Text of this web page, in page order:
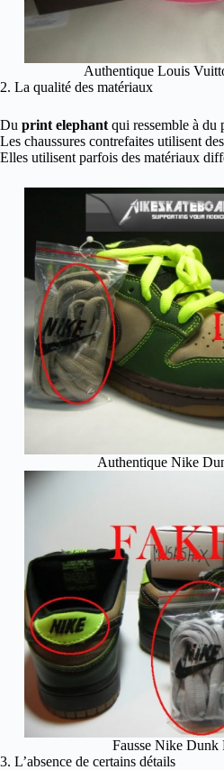
Authentique Louis
2. La qualité des matériaux
Du print elephant qui ressemble à du
Les chaussures contrefaites utilisent
Elles utilisent parfois des matériaux
Authentique Nike
Fausse Nike Dunk
3. L’absence de certains détails